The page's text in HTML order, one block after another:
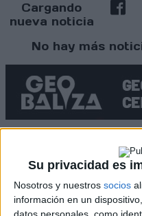
Su privacidad es
Nosotros y nuestros socios
información en un
Cargando
nueva noticia
No hay más
Rallyes
WRC
S-CER